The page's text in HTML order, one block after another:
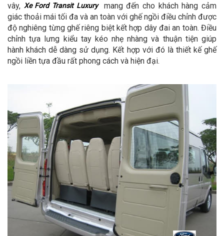
vây, Xe Ford Transit Luxury
mang đến cho khách hàng cảm
giác thoải mái tối đa và an toàn với ghế ngồi điều chỉnh được
độ nghiêng từng ghế riêng biệt kết hợp dây đai an toàn. Điều
chỉnh tựa lưng kiểu tay kéo nhẹ nhàng và thuận tiện giúp
hành khách dễ dàng sử dụng. Kết hợp với đó là thiết kế ghế
ngồi liền tựa đầu rất phong cách và hiện đại.